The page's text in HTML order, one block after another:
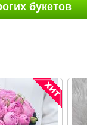
букетов